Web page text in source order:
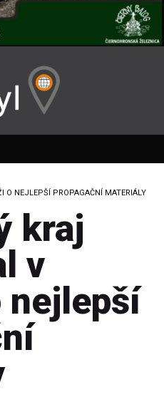
O NEJLEPŠÍ PROPAGAČNÍ MATERIÁLY
kraj
v
nejlepší